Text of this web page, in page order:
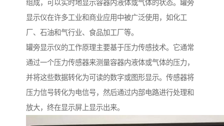
组成，可以实时地显示容器内液体或气体的状态。罐旁
显示仪在许多工业和商业应用中被广泛使用，如化工
厂、石油和气行业、食品加工厂等。
罐旁显示仪的工作原理主要基于压力传感技术。它通常
通过一个压力传感器来测量容器内液体或气体的压力，
并将这些数据转化为可读的数字或图形显示。传感器将
压力信号转化为电信号，然后通过内部电路进行处理和
放大，终在显示屏上显示出来。